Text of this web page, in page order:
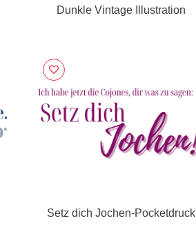
Dunkle Vintage Illustration
Setz dich Jochen-Pocketdruck